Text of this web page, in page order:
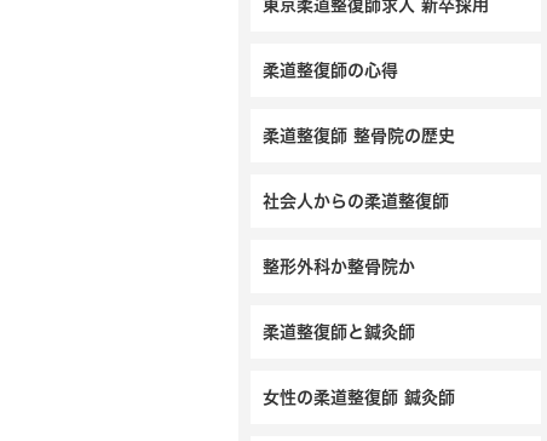
東京柔道整復師求人 新卒採用
柔道整復師の心得
柔道整復師 整骨院の歴史
社会人からの柔道整復師
整形外科か整骨院か
柔道整復師と鍼灸師
女性の柔道整復師 鍼灸師